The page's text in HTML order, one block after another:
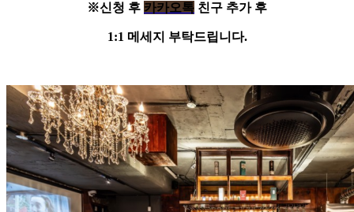
※신청 후 카카오톡 친구 추가 후
1:1 메세지 부탁드립니다.